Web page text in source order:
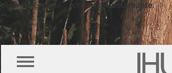
setor de energia”, ponderouBustamante.